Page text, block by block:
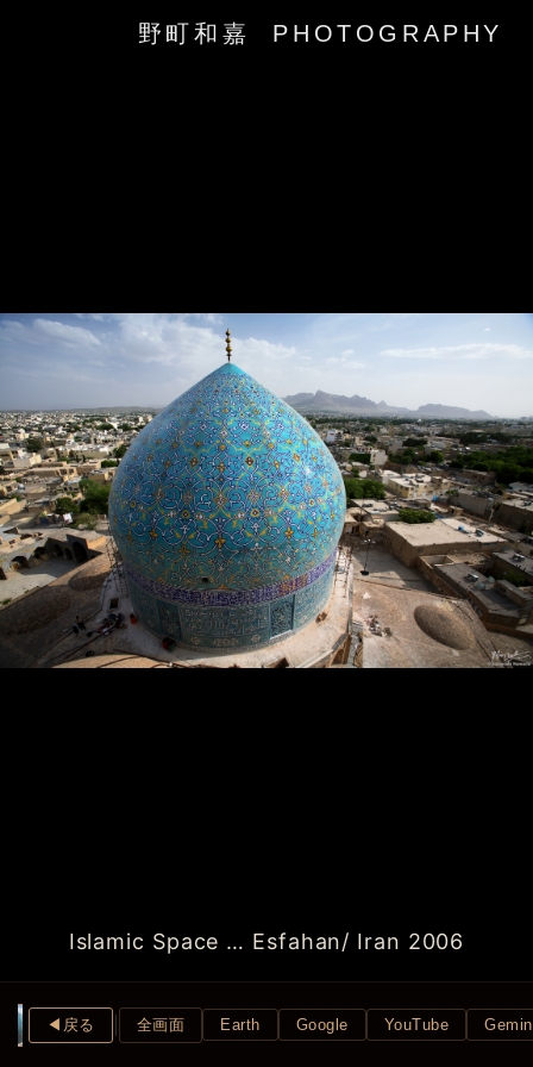
野町和嘉 PHOTOGRAPHY
‹
Islamic Space … Esfahan/ Iran 2006
›
◀︎戻る 全画面 Earth Google YouTube